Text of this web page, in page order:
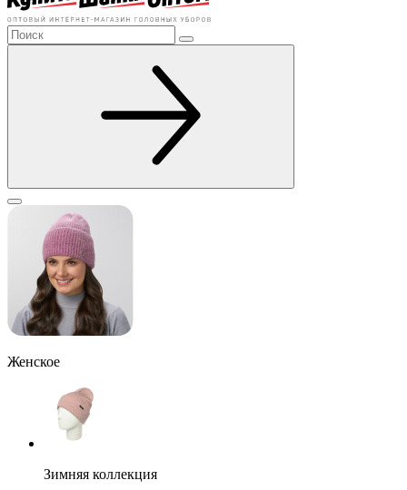
Женское
Зимняя коллекция